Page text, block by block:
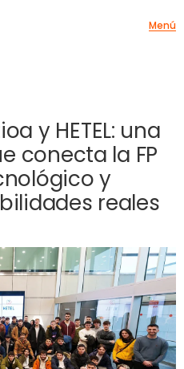
Menú
y HETEL: una
conecta la FP
y
reales